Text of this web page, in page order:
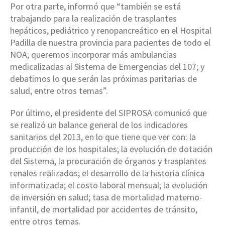
Por otra parte, informó que “también se está
trabajando para la realización de trasplantes
hepáticos, pediátrico y renopancreático en el Hospital
Padilla de nuestra provincia para pacientes de todo el
NOA; queremos incorporar más ambulancias
medicalizadas al Sistema de Emergencias del 107; y
debatimos lo que serán las próximas paritarias de
salud, entre otros temas”.
Por último, el presidente del SIPROSA comunicó que
se realizó un balance general de los indicadores
sanitarios del 2013, en lo que tiene que ver con: la
producción de los hospitales; la evolución de dotación
del Sistema, la procuración de órganos y trasplantes
renales realizados; el desarrollo de la historia clínica
informatizada; el costo laboral mensual; la evolución
de inversión en salud; tasa de mortalidad materno-
infantil, de mortalidad por accidentes de tránsito,
entre otros temas.